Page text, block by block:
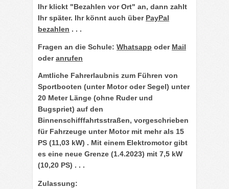
Ihr klickt "Bezahlen vor Ort" an, dann zahlt
Ihr später. Ihr könnt auch über PayPal
bezahlen . . .
Fragen an die Schule: Whatsapp oder Mail
oderanrufen
Amtliche Fahrerlaubnis zum Führen von
Sportbooten (unter Motor oder Segel) unter
20 Meter Länge (ohne Ruder und
Bugspriet) auf den
Binnenschifffahrtsstraßen, vorgeschrieben
für Fahrzeuge unter Motor mit mehr als 15
PS (11,03 kW) . Mit einem Elektromotor gibt
es eine neue Grenze (1.4.2023) mit 7,5 kW
(10,20 PS) . . .
Zulassung: